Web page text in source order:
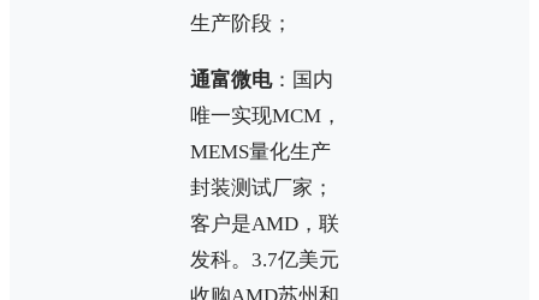
生产阶段；
通富微电：国内
唯一实现MCM，
MEMS量化生产
封装测试厂家；
客户是AMD，联
发科。3.7亿美元
收购AMD苏州和